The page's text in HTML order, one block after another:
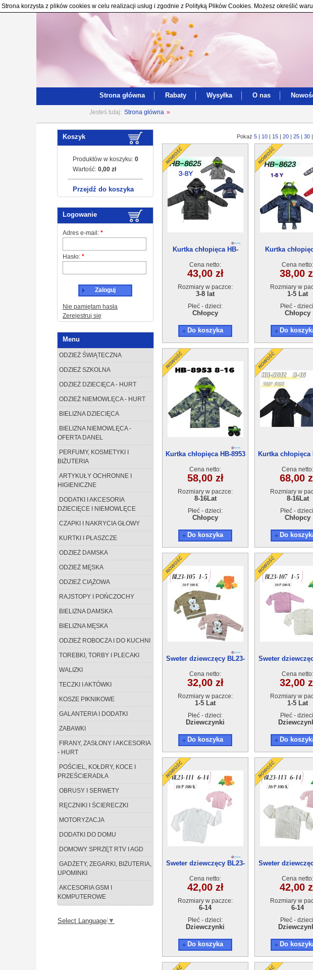
Strona korzysta z plików cookies w celu realizacji usług i zgodnie z Polityką Plików Cookies. Możesz określić
Strona główna Rabaty Wysyłka O nas
Jesteś tutaj: Strona główna »
Koszyk
Produktów w koszyku: 0
Wartość: 0,00 zł
Przejdź do koszyka
Logowanie
Adres e-mail: *
Hasło: *
Zaloguj
Nie pamiętam hasła
Zerejestruj się
Menu
ODZIEŻ ŚWIĄTECZNA
ODZIEŻ SZKOLNA
ODZIEŻ DZIECIĘCA - HURT
ODZIEŻ NIEMOWLĘCA - HURT
BIELIZNA DZIECIĘCA
BIELIZNA NIEMOWLĘCA -
OFERTA DANEL
PERFUMY, KOSMETYKI I
BIŻUTERIA
ARTYKUŁY OCHRONNE I
HIGIENICZNE
DODATKI I AKCESORIA
DZIECIĘCE I NIEMOWLĘCE
CZAPKI I NAKRYCIA GŁOWY
KURTKI I PŁASZCZE
ODZIEŻ DAMSKA
ODZIEŻ MĘSKA
ODZIEŻ CIĄŻOWA
RAJSTOPY I POŃCZOCHY
BIELIZNA DAMSKA
BIELIZNA MĘSKA
ODZIEŻ ROBOCZA I DO KUCHNI
TOREBKI, TORBY I PLECAKI
WALIZKI
TECZKI I AKTÓWKI
KOSZE PIKNIKOWE
GALANTERIA I DODATKI
ZABAWKI
FIRANY, ZASŁONY I AKCESORIA
- HURT
POŚCIEL, KOŁDRY, KOCE I
PRZEŚCIERADŁA
OBRUSY I SERWETY
RĘCZNIKI I ŚCIERECZKI
MOTORYZACJA
DODATKI DO DOMU
DOMOWY SPRZĘT RTV I AGD
GADŻETY, ZEGARKI, BIŻUTERIA,
UPOMINKI
AKCESORIA GSM I
KOMPUTEROWE
Select Language ▼
Pokaż 5 | 10 | 15 | 20 | 25 | 30 |
Kurtka chłopięca HB-
Cena netto:
43,00 zł
Rozmiary w paczce:
3-8 lat
Płeć - dzieci:
Chłopcy
Do koszyka
Kurtka
Cena netto:
38,00
Rozmiary w
1-5 Lat
Płeć -
Chłopcy
Do
Kurtka chłopięca HB-8953
Cena netto:
58,00 zł
Rozmiary w paczce:
8-16Lat
Płeć - dzieci:
Chłopcy
Do koszyka
Kurtka chłopięca
Cena netto:
68,00
Rozmiary w
8-16Lat
Płeć -
Chłopcy
Do
Sweter dziewczęcy BL23-
Cena netto:
32,00 zł
Rozmiary w paczce:
1-5 Lat
Płeć - dzieci:
Dziewczynki
Do koszyka
Sweter
Cena netto:
32,00
Rozmiary w
1-5 Lat
Płeć -
Do
Sweter dziewczęcy BL23-
Cena netto:
42,00 zł
Rozmiary w paczce:
6-14
Płeć - dzieci:
Dziewczynki
Do koszyka
Sweter
Cena netto:
42,00
Rozmiary w
6-14
Płeć -
Do